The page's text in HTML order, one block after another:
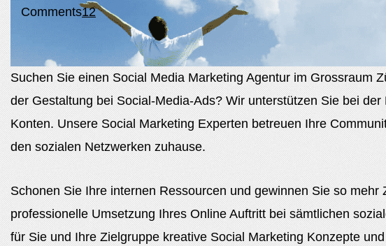
Comments12
Suchen Sie einen Social Media Marketing Agentur im Grossraum
der Gestaltung bei Social-Media-Ads? Wir unterstützen Sie bei
Konten. Unsere Social Marketing Experten betreuen Ihre
den sozialen Netzwerken zuhause.
Schonen Sie Ihre internen Ressourcen und gewinnen Sie so
professionelle Umsetzung Ihres Online Auftritt bei sämtlichen
für Sie und Ihre Zielgruppe kreative Social Marketing Konzepte